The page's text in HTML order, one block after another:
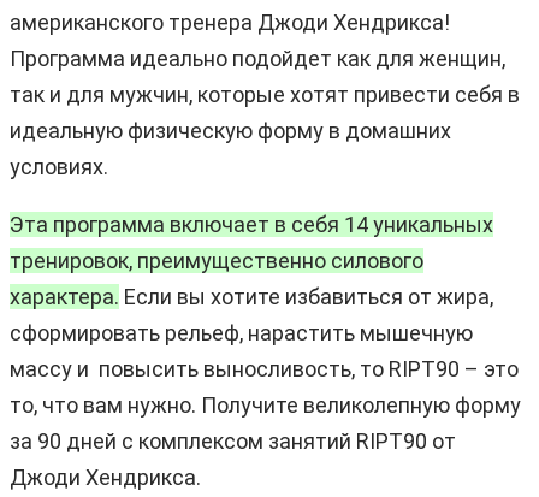
американского тренера Джоди Хендрикса!
Программа идеально подойдет как для женщин,
так и для мужчин, которые хотят привести себя в
идеальную физическую форму в домашних
условиях.
Эта программа включает в себя 14 уникальных
тренировок, преимущественно силового
характера. Если вы хотите избавиться от жира,
сформировать рельеф, нарастить мышечную
массу и повысить выносливость, то RIPT90 – это
то, что вам нужно. Получите великолепную форму
за 90 дней с комплексом занятий RIPT90 от
Джоди Хендрикса.